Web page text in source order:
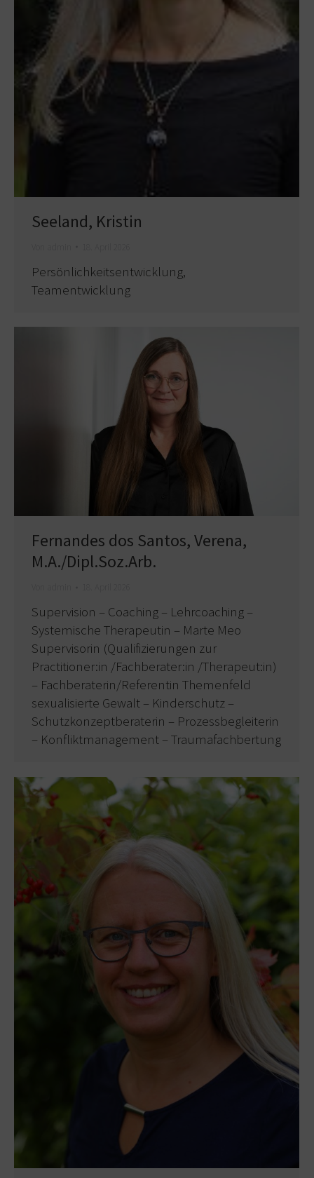
Seeland, Kristin
Persönlichkeitsentwicklung,
Teamentwicklung
Fernandes dos Santos, Verena,
M.A./Dipl.Soz.Arb.
Supervision – Coaching – Lehrcoaching –
Systemische Therapeutin – Marte Meo
Supervisorin (Qualifizierungen zur
Practitioner:in /Fachberater:in /Therapeut:in)
– Fachberaterin/Referentin Themenfeld
sexualisierte Gewalt – Kinderschutz –
Schutzkonzeptberaterin – Prozessbegleiterin
– Konfliktmanagement – Traumafachbertung